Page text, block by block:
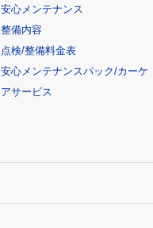
安心メンテナンス
整備内容
点検/整備料金表
安心メンテナンスパック/カーケ
アサービス